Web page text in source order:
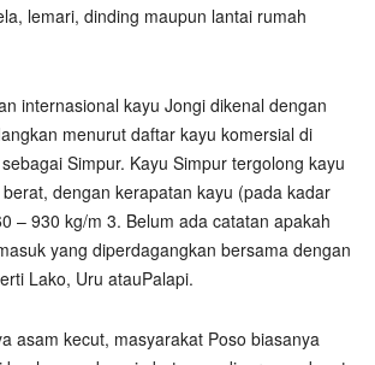
lemari, dinding maupun lantai rumah
internasional kayu Jongi dikenal dengan
menurut daftar kayu komersial di
Simpur. Kayu Simpur tergolong kayu
dengan kerapatan kayu (pada kadar
– 930 kg/m 3. Belum ada catatan apakah
yang diperdagangkan bersama dengan
Lako, Uru atauPalapi.
asam kecut, masyarakat Poso biasanya